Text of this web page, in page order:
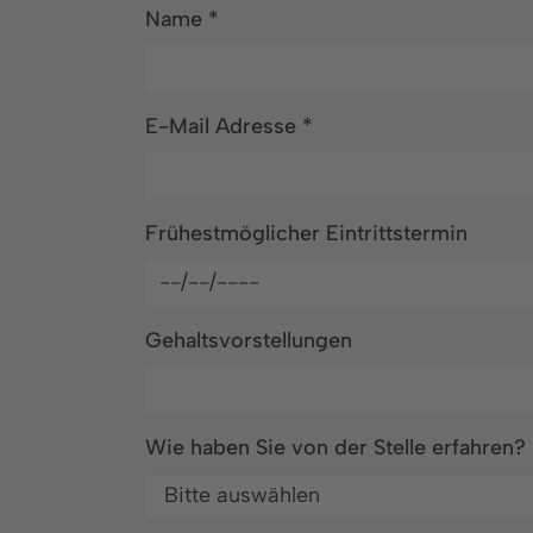
Name *
E-Mail Adresse *
Frühestmöglicher Eintrittstermin
Gehaltsvorstellungen
Wie haben Sie von der Stelle erfahren?